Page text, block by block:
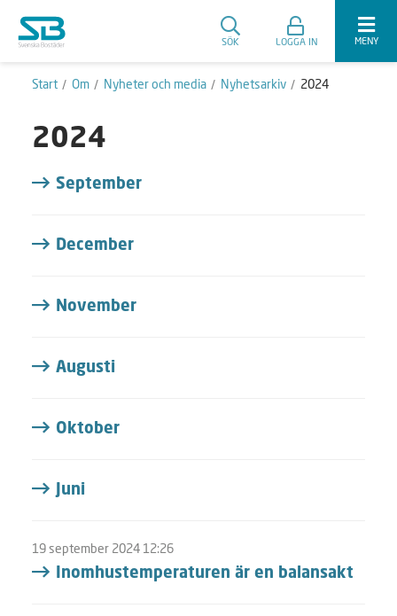
SÖK LOGGA IN MENY
Start Om Nyheter och media Nyhetsarkiv 2024
2024
September
December
November
Augusti
Oktober
Juni
19 september 2024 12:26
Inomhustemperaturen är en balansakt